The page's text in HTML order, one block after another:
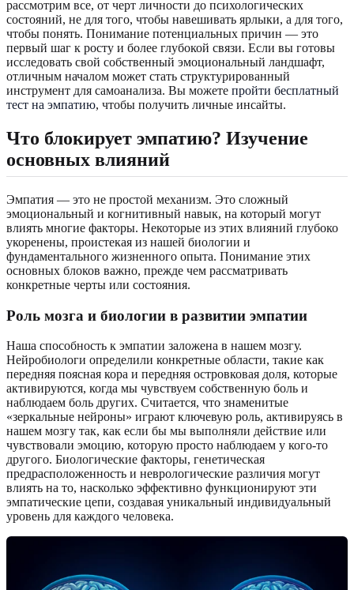
рассмотрим все, от черт личности до психологических
состояний, не для того, чтобы навешивать ярлыки, а для того,
чтобы понять. Понимание потенциальных причин — это
первый шаг к росту и более глубокой связи. Если вы готовы
исследовать свой собственный эмоциональный ландшафт,
отличным началом может стать структурированный
инструмент для самоанализа. Вы можете пройти бесплатный
тест на эмпатию, чтобы получить личные инсайты.
Что блокирует эмпатию? Изучение
основных влияний
Эмпатия — это не простой механизм. Это сложный
эмоциональный и когнитивный навык, на который могут
влиять многие факторы. Некоторые из этих влияний глубоко
укоренены, проистекая из нашей биологии и
фундаментального жизненного опыта. Понимание этих
основных блоков важно, прежде чем рассматривать
конкретные черты или состояния.
Роль мозга и биологии в развитии эмпатии
Наша способность к эмпатии заложена в нашем мозгу.
Нейробиологи определили конкретные области, такие как
передняя поясная кора и передняя островковая доля, которые
активируются, когда мы чувствуем собственную боль и
наблюдаем боль других. Считается, что знаменитые
«зеркальные нейроны» играют ключевую роль, активируясь в
нашем мозгу так, как если бы мы выполняли действие или
чувствовали эмоцию, которую просто наблюдаем у кого-то
другого. Биологические факторы, генетическая
предрасположенность и неврологические различия могут
влиять на то, насколько эффективно функционируют эти
эмпатические цепи, создавая уникальный индивидуальный
уровень для каждого человека.